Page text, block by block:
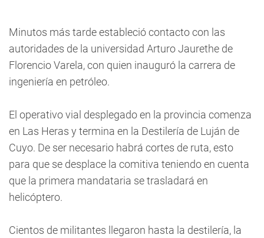
Minutos más tarde estableció contacto con las
autoridades de la universidad Arturo Jaurethe de
Florencio Varela, con quien inauguró la carrera de
ingeniería en petróleo.
El operativo vial desplegado en la provincia comenza
en Las Heras y termina en la Destilería de Luján de
Cuyo. De ser necesario habrá cortes de ruta, esto
para que se desplace la comitiva teniendo en cuenta
que la primera mandataria se trasladará en
helicóptero.
Cientos de militantes llegaron hasta la destilería, la